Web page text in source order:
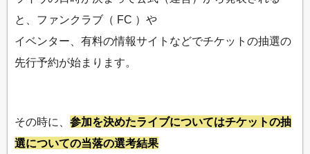
と、ファンクラブ（ FC ）や
イベンター、有料の情報サイトなどでチケットの抽選の
先行予約が始まります。
その時に、 参加を決めたライブについてはチケットの抽
選についての当落の選考結果